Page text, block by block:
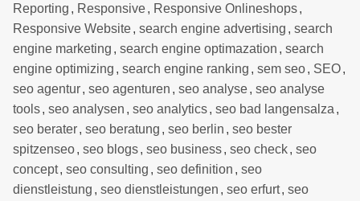
Reporting , Responsive, Responsive Onlineshops,
Responsive Website, search engine advertising , search
engine marketing , search engine optimazation , search
engine optimizing , search engine ranking , sem seo, SEO,
seo agentur, seo agenturen , seo analyse, seo analyse
tools, seo analysen , seo analytics, seo bad langensalza ,
seo berater, seo beratung , seo berlin , seo bester
spitzenseo, seo blogs, seo business, seo check, seo
concept, seo consulting , seo definition , seo
dienstleistung , seo dienstleistungen , seo erfurt, seo